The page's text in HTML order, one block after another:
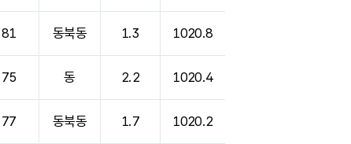
81 동북동 1.3 1020.8
75 동 2.2 1020.4
77 동북동 1.7 1020.2